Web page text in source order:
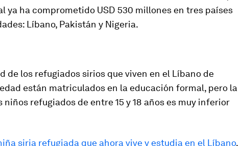
ya ha comprometido USD 530 millones en tres países
Líbano, Pakistán y Nigeria.
de los refugiados sirios que viven en el Líbano de
están matriculados en la educación formal, pero la
refugiados de entre 15 y 18 años es muy inferior
siria refugiada que ahora vive y estudia en el Líbano.